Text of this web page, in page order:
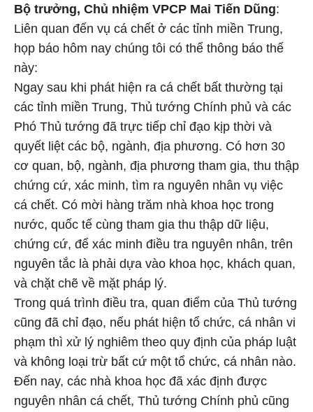
Bộ trưởng, Chủ nhiệm VPCP Mai Tiến Dũng:
Liên quan đến vụ cá chết ở các tỉnh miền Trung,
họp báo hôm nay chúng tôi có thể thông báo thế
này:
Ngay sau khi phát hiện ra cá chết bất thường tại
các tỉnh miền Trung, Thủ tướng Chính phủ và các
Phó Thủ tướng đã trực tiếp chỉ đạo kịp thời và
quyết liệt các bộ, ngành, địa phương. Có hơn 30
cơ quan, bộ, ngành, địa phương tham gia, thu thập
chứng cứ, xác minh, tìm ra nguyên nhân vụ việc
cá chết. Có mời hàng trăm nhà khoa học trong
nước, quốc tế cùng tham gia thu thập dữ liệu,
chứng cứ, để xác minh điều tra nguyên nhân, trên
nguyên tắc là phải dựa vào khoa học, khách quan,
và chặt chẽ về mặt pháp lý.
Trong quá trình điều tra, quan điểm của Thủ tướng
cũng đã chỉ đạo, nếu phát hiện tổ chức, cá nhân vi
phạm thì xử lý nghiêm theo quy định của pháp luật
và không loại trừ bất cứ một tổ chức, cá nhân nào.
Đến nay, các nhà khoa học đã xác định được
nguyên nhân cá chết, Thủ tướng Chính phủ cũng